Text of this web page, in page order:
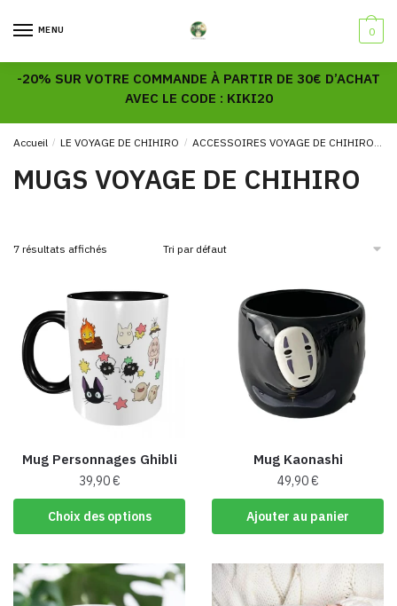
MENU 0
-20% SUR VOTRE COMMANDE À PARTIR DE 30€ D’ACHAT
AVEC LE CODE : KIKI20
Accueil / LE VOYAGE DE CHIHIRO / ACCESSOIRES VOYAGE DE CHIHIRO
MUGS VOYAGE DE CHIHIRO
7 résultats affichés
Mug Personnages Ghibli
39,90€
Choix des options
Ce
produit
plusieurs
variations.
Mug Kaonashi
49,90€
Ajouter au panier